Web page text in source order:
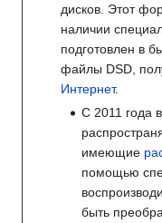
дисков. Этот
наличии
подготовлен в
файлы DSD,
Интернет.
С 2011 года
имеющие
помощью
быть